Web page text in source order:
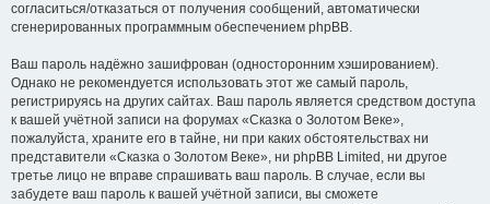
согласиться/отказаться от получения сообщений, автоматически
сгенерированных программным обеспечением phpBB.
Ваш пароль надёжно зашифрован (односторонним хэшированием).
Однако не рекомендуется использовать этот же самый пароль,
регистрируясь на других сайтах. Ваш пароль является средством доступа
к вашей учётной записи на форумах «Сказка о Золотом Веке»,
пожалуйста, храните его в тайне, ни при каких обстоятельствах ни
представители «Сказка о Золотом Веке», ни phpBB Limited, ни другое
третье лицо не вправе спрашивать ваш пароль. В случае, если вы
забудете ваш пароль к вашей учётной записи, вы сможете